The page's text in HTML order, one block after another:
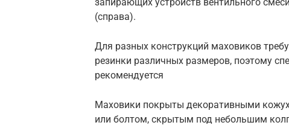
(справа).
Для разных конструкций маховиков
резинки различных размеров, поэтому
рекомендуется
Маховики покрыты декоративными
или болтом, скрытым под небольшим